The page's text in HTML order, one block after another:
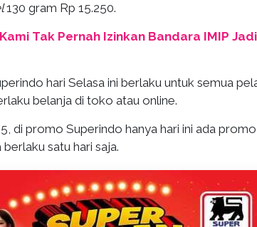
130 gram Rp 15.250.
Tak Pernah Izinkan Bandara IMIP Jadi
hari Selasa ini berlaku untuk semua
belanja di toko atau online.
di promo Superindo hanya hari ini ada
satu hari saja.